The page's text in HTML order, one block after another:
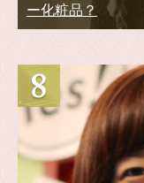
ー化粧品？